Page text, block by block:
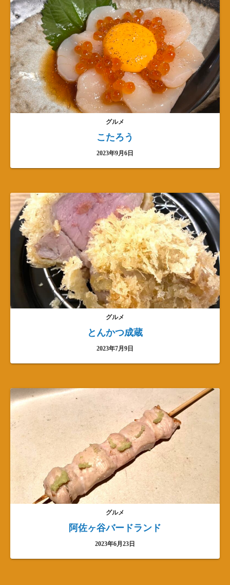
グルメ
こたろう
2023年9月6日
グルメ
とんかつ成蔵
2023年7月9日
グルメ
阿佐ヶ谷バードランド
2023年6月23日